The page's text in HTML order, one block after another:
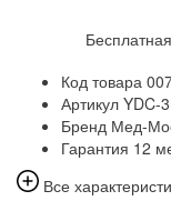
Код товара
Артикул YDC-
Бренд Мед-
Гарантия 12
Все